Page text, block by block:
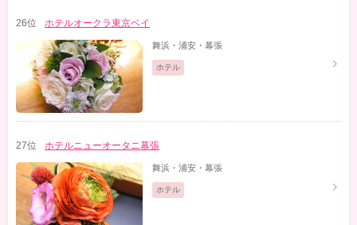
26位 ホテルオークラ東京ベイ
舞浜・浦安・幕張
ホテル
27位 ホテルニューオータニ幕張
舞浜・浦安・幕張
ホテル